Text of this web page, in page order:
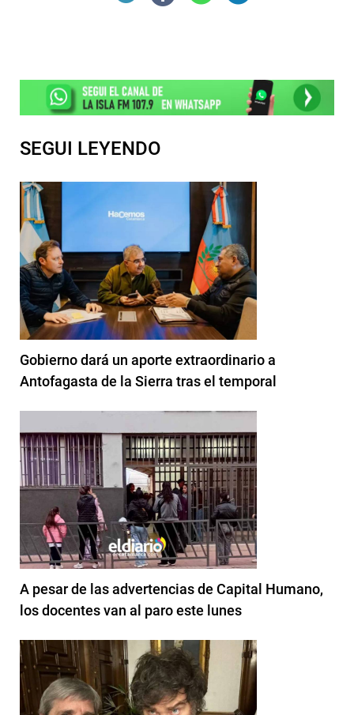
SEGUI LEYENDO
Gobierno dará un aporte extraordinario a
Antofagasta de la Sierra tras el temporal
A pesar de las advertencias de Capital Humano,
los docentes van al paro este lunes